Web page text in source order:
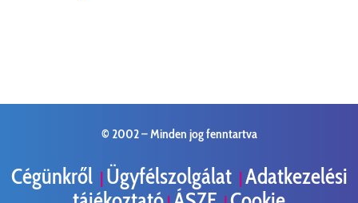
© 2002 –Minden jog fenntartva
Cégünkről | Ügyfélszolgálat |Adatkezelési